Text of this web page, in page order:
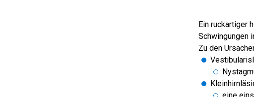
Ein ruckartiger
Schwingungen
Zu den